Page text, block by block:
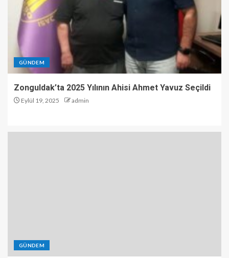
GÜNDEM
Zonguldak’ta 2025 Yılının Ahisi Ahmet Yavuz Seçildi
Eylül 19, 2025 admin
GÜNDEM